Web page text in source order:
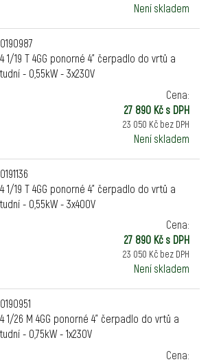
Není skladem
1/19 T 4GG ponorné 4" čerpadlo do vrtů a
- 0,55kW - 3x230V
Cena:
27 890 Kč s DPH
23 050 Kč bez DPH
Není skladem
1/19 T 4GG ponorné 4" čerpadlo do vrtů a
- 0,55kW - 3x400V
Cena:
27 890 Kč s DPH
23 050 Kč bez DPH
Není skladem
1/26 M 4GG ponorné 4" čerpadlo do vrtů a
- 0,75kW - 1x230V
Cena: